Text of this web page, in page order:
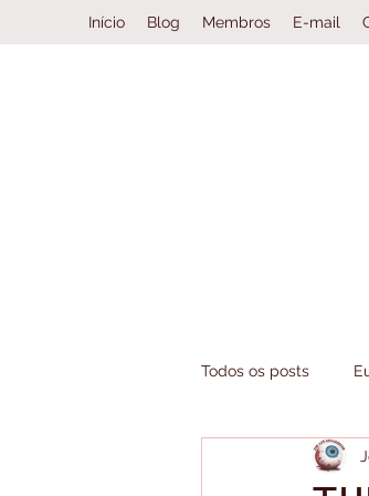
Início Blog Membros E-mail
Todos os posts
Book Haul